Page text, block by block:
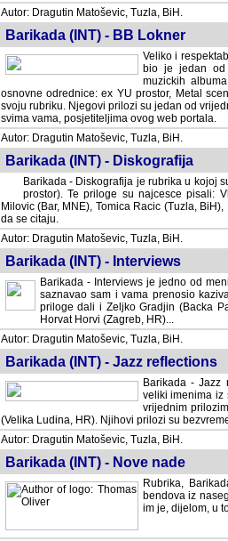
Autor: Dragutin Matoševic, Tuzla, BiH.
Barikada (INT) - BB Lokner
Veliko i
bio je jedan od
albuma raznih
odrednice: ex YU prostor, Metal scena i
Njegovi prilozi su jedan od vrijednijih
posjetiteljima ovog web portala.
Autor: Dragutin Matoševic, Tuzla, BiH.
Barikada (INT) - Diskografija
Barikada - Diskografija je rubrika u kojoj
prostor). Te priloge su najcesce pisali:
(Bar, MNE), Tomica Racic (Tuzla, BiH),
citaju.
Autor: Dragutin Matoševic, Tuzla, BiH.
Barikada (INT) - Interviews
Barikada - Interviews je jedno od
saznavao sam i vama prenosio
priloge dali i Zeljko Gradjin (Backa
Horvat Horvi (Zagreb, HR)...
Autor: Dragutin Matoševic, Tuzla, BiH.
Barikada (INT) - Jazz reflections
Barikada - Jazz
imenima iz
vrijednim
(Velika Ludina, HR). Njihovi prilozi su
Autor: Dragutin Matoševic, Tuzla, BiH.
Barikada (INT) - Nove nade
Rubrika,
bendova iz
je, dijelom, u